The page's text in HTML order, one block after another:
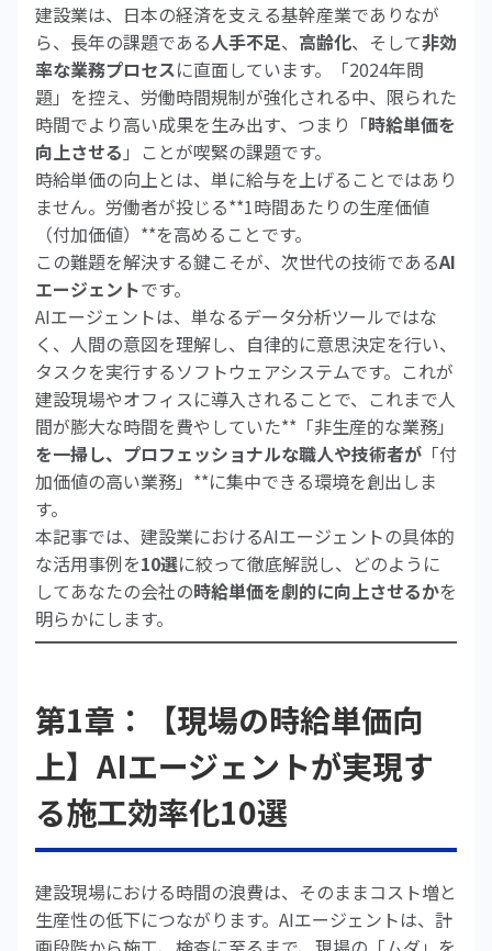
建設業は、日本の経済を支える基幹産業でありなが
ら、長年の課題である人手不足、 高齢化、そして非効
率な業務プロセスに直面しています。「2024年問
題」を控え、労働時間規制が強化される中、限られた
時間でより高い成果を生み出す、つまり「時給単価を
向上させる 」ことが喫緊の課題です。
時給単価の向上とは、単に給与を上げることではあり
ません。労働者が投じる**1時間あたりの生産価値
（付加価値）**を高めることです。
この難題を解決する鍵こそが、次世代の技術であるAI
エージェントです。
AIエージェントは、単なるデータ分析ツールではな
く、人間の意図を理解し、自律的に意思決定を行い、
タスクを実行するソフトウェアシステムです。これが
建設現場やオフィスに導入されることで、これまで人
間が膨大な時間を費やしていた**「非生産的な業務」
を一掃し、プロフェッショナルな職人や技術者が 「付
加価値の高い業務」**に集中できる環境を創出しま
す。
本記事では、建設業におけるAIエージェントの具体的
な活用事例を10選に絞って徹底解説し、どのように
してあなたの会社の時給単価を劇的に向上させるかを
明らかにします。
第1章：【現場の時給単価向
上】AIエージェントが実現す
る施工効率化10選
建設現場における時間の浪費は、そのままコスト増と
生産性の低下につながります。AIエージェントは、計